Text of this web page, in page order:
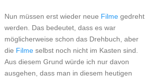
Nun müssen erst wieder neue Filmegedreht
werden. Das bedeutet, dass es war
möglicherweise schon das Drehbuch, aber
die Filmeselbst noch nicht im Kasten sind.
Aus diesem Grund würde ich nur davon
ausgehen, dass man in diesem heutigen